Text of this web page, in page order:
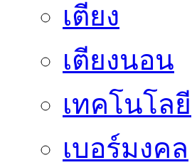
เตียง
เตียงนอน
เทคโนโลยี
เบอร์มงคล